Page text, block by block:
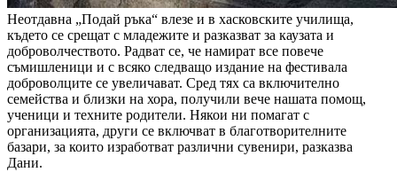
Неотдавна „Подай ръка“ влезе и в хасковските училища,
където се срещат с младежите и разказват за каузата и
доброволчеството. Радват се, че намират все повече
съмишленици и с всяко следващо издание на фестивала
доброволците се увеличават. Сред тях са включително
семейства и близки на хора, получили вече нашата помощ,
ученици и техните родители. Някои ни помагат с
организацията, други се включват в благотворителните
базари, за които изработват различни сувенири, разказва
Дани.